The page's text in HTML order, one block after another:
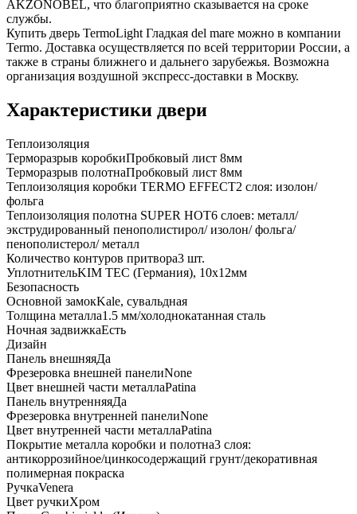
AKZONOBEL, что благоприятно сказывается на сроке
службы.
Купить дверь TermoLight Гладкая del mare можно в компании
Termo. Доставка осуществляется по всей территории России, а
также в страны ближнего и дальнего зарубежья. Возможна
организация воздушной экспресс-доставки в Москву.
Характеристики двери
Теплоизоляция
Терморазрыв коробкиПробковый лист 8мм
Терморазрыв полотнаПробковый лист 8мм
Теплоизоляция коробки TERMO EFFECT2 слоя: изолон/
фольга
Теплоизоляция полотна SUPER НОТ6 слоев: металл/
экструдированный пенополистирол/ изолон/ фольга/
пенополистерол/ металл
Количество контуров притвора3 шт.
УплотнительKIM ТЕС (Германия), 10x12мм
Безопасность
Основной замокKale, сувальдная
Толщина металла1.5 мм/холоднокатанная сталь
Ночная задвижкаЕсть
Дизайн
Панель внешняяДа
Фрезеровка внешней панелиNone
Цвет внешней части металлаPatina
Панель внутренняяДа
Фрезеровка внутренней панелиNone
Цвет внутренней части металлаPatina
Покрытие металла коробки и полотна3 слоя:
антикоррозийное/цинкосодержащий грунт/декоративная
полимерная покраска
РучкаVenera
Цвет ручкиХром